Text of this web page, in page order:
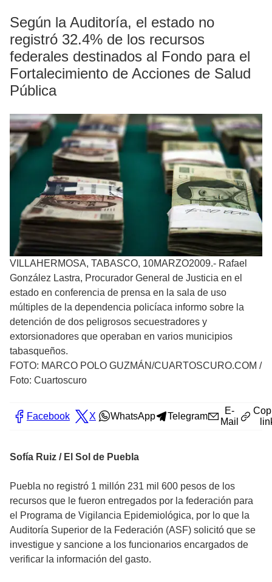
Según la Auditoría, el estado no
registró 32.4% de los recursos
federales destinados al Fondo para el
Fortalecimiento de Acciones de Salud
Pública
VILLAHERMOSA, TABASCO, 10MARZO2009.- Rafael
González Lastra, Procurador General de Justicia en el
estado en conferencia de prensa en la sala de uso
múltiples de la dependencia policíaca informo sobre la
detención de dos peligrosos secuestradores y
extorsionadores que operaban en varios municipios
tabasqueños.
FOTO: MARCO POLO GUZMÁN/CUARTOSCURO.COM /
Foto: Cuartoscuro
Facebook X WhatsApp Telegram
E-
Mail
Sofía Ruiz / El Sol de Puebla
Puebla no registró 1 millón 231 mil 600 pesos de los
recursos que le fueron entregados por la federación para
el Programa de Vigilancia Epidemiológica, por lo que la
Auditoría Superior de la Federación (ASF) solicitó que se
investigue y sancione a los funcionarios encargados de
verificar la información del gasto.